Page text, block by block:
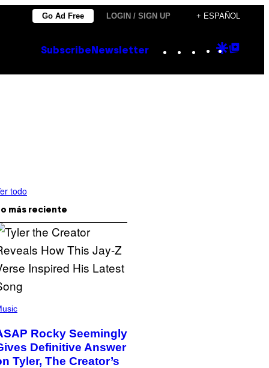
Go Ad Free LOGIN / SIGN UP + ESPAÑOL
Subscribe Newsletter Instagram
TikTok
YouTube
Google
todo
más reciente
Rocky Seemingly
Definitive Answer
Tyler, The Creator’s